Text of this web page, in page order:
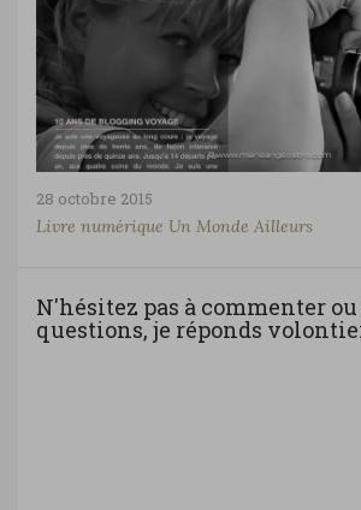
28 octobre 2015
Livre numérique Un Monde Ailleurs
N'hésitez pas à commenter ou
questions, je réponds